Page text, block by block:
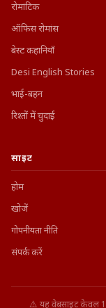
रोमांटिक
ऑफिस रोमांस
बेस्ट कहानियाँ
Desi English Stories
भाई-बहन
रिश्तों में चुदाई
साइट
होम
खोजें
गोपनीयता नीति
संपर्क करें
⚠️ यह वेबसाइट केवल